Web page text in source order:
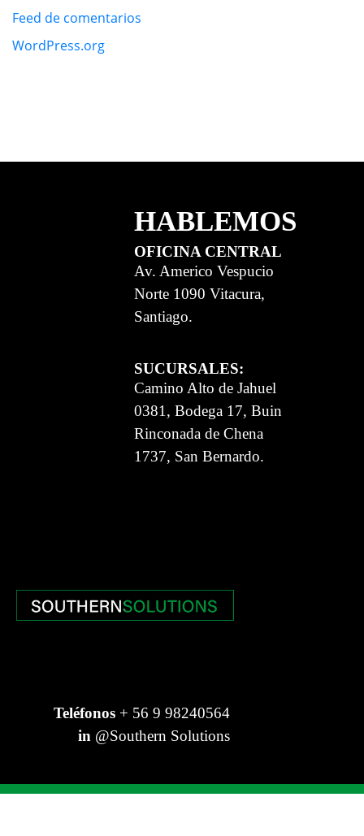
Feed de comentarios
WordPress.org
HABLEMOS
OFICINA CENTRAL
Av. Americo Vespucio
Norte 1090 Vitacura,
Santiago.
SUCURSALES:
Camino Alto de Jahuel
0381, Bodega 17, Buin
Rinconada de Chena
1737, San Bernardo.
Teléfonos + 56 9 98240564
in @Southern Solutions